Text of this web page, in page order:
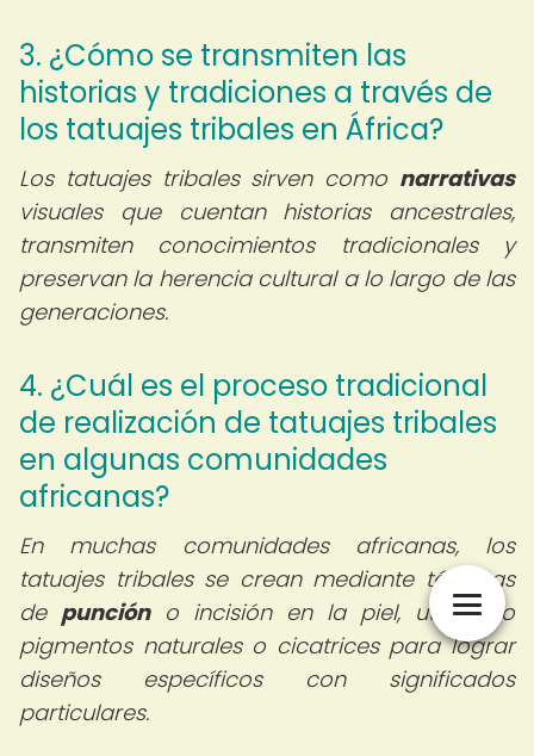
3. ¿Cómo se transmiten las
historias y tradiciones a través de
los tatuajes tribales en África?
Los tatuajes tribales sirven como narrativas
visuales que cuentan historias ancestrales,
transmiten conocimientos tradicionales y
preservan la herencia cultural a lo largo de las
generaciones.
4. ¿Cuál es el proceso tradicional
de realización de tatuajes tribales
en algunas comunidades
africanas?
En muchas comunidades africanas, los
tatuajes tribales se crean mediante técnicas
de puncióno incisión en la piel, utilizando
pigmentos naturales o cicatrices para lograr
diseños específicos con significados
particulares.